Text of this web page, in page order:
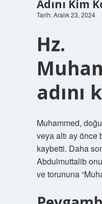
Adını Kim
Tarih: Aralık 23, 2024
Hz.
adını
Muhammed,
veya altı ay önce
kaybetti. Daha
Abdulmuttalib
ve torununa